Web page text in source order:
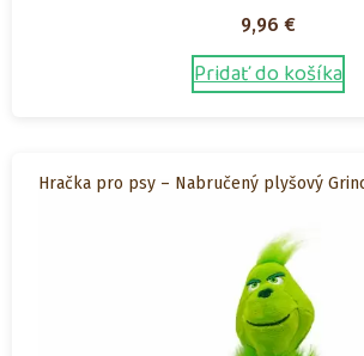
9,96 €
Pridať do košíka
Hračka pro psy – Nabručený plyšový